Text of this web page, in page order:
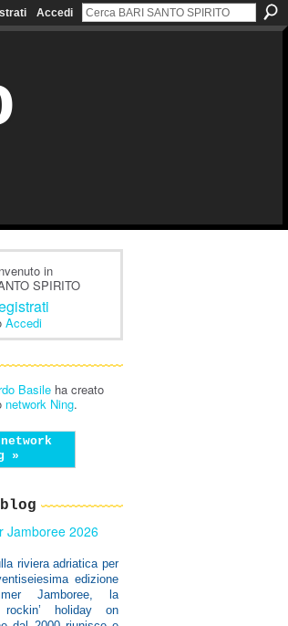
Accedi
in
SPIRITO
Accedi
Basile ha creato
network Ning.
»
Jamboree 2026
riviera adriatica per
edizione
Jamboree, la
rockin’ holiday on